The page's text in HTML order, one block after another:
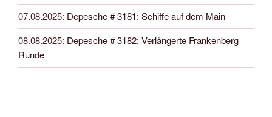
07.08.2025: Depesche # 3181: Schiffe auf dem Main
08.08.2025: Depesche # 3182: Verlängerte Frankenberg
Runde